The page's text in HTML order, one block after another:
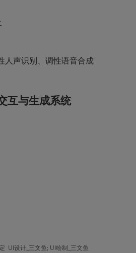
声识别、调性语音合成
互与生成系统
UI设计_三文鱼; UI绘制_三文鱼